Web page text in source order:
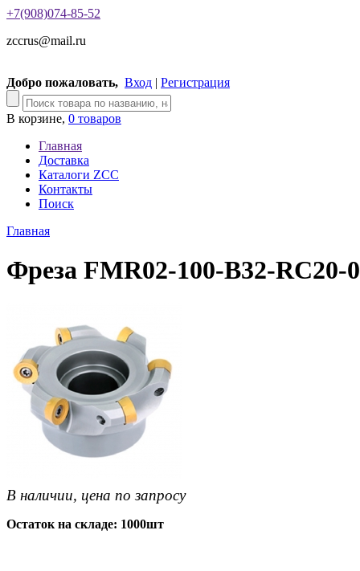
+7(908)074-85-52
zccrus@mail.ru
Добро пожаловать, Вход | Регистрация
В корзине, 0 товаров
Главная
Доставка
Каталоги ZCC
Контакты
Поиск
Главная
Фреза FMR02-100-B32-RC20-
В наличии, цена по запросу
Остаток на складе: 1000шт